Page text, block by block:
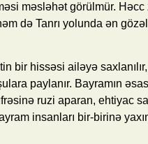
məsləhət görülmür.
də Tanrı yolunda ən
bir hissəsi ailəyə
paylanır. Bayramın
ruzi aparan, ehtiyac
insanları bir-birinə